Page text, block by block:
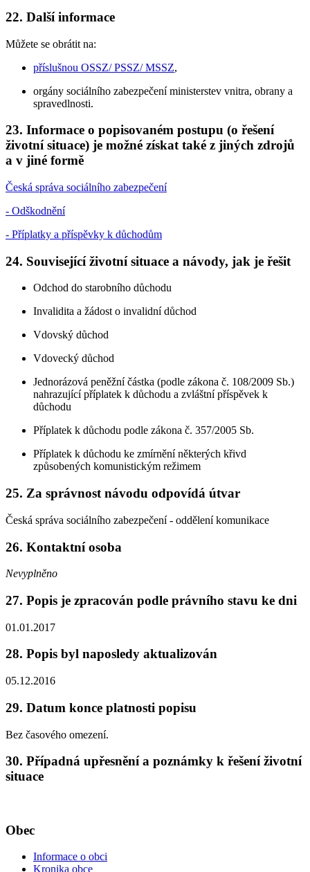
22. Další informace
Můžete se obrátit na:
příslušnou OSSZ/ PSSZ/ MSSZ,
orgány sociálního zabezpečení ministerstev vnitra, obrany a
spravedlnosti.
23. Informace o popisovaném postupu (o řešení
životní situace) je možné získat také z jiných zdrojů
a v jiné formě
Česká správa sociálního zabezpečení
- Odškodnění
- Příplatky a příspěvky k důchodům
24. Související životní situace a návody, jak je řešit
Odchod do starobního důchodu
Invalidita a žádost o invalidní důchod
Vdovský důchod
Vdovecký důchod
Jednorázová peněžní částka (podle zákona č. 108/2009 Sb.)
nahrazující příplatek k důchodu a zvláštní příspěvek k
důchodu
Příplatek k důchodu podle zákona č. 357/2005 Sb.
Příplatek k důchodu ke zmírnění některých křivd
způsobených komunistickým režimem
25. Za správnost návodu odpovídá útvar
Česká správa sociálního zabezpečení - oddělení komunikace
26. Kontaktní osoba
Nevyplněno
27. Popis je zpracován podle právního stavu ke dni
01.01.2017
28. Popis byl naposledy aktualizován
05.12.2016
29. Datum konce platnosti popisu
Bez časového omezení.
30. Případná upřesnění a poznámky k řešení životní
situace
Obec
Informace o obci
Kronika obce